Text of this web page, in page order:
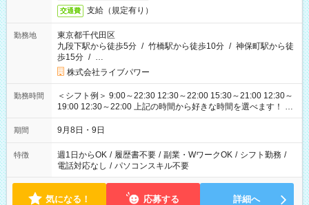
交通費 支給（規定有り）
勤務地
東京都千代田区
九段下駅から徒歩5分 / 竹橋駅から徒歩10分 / 神保町駅から徒
歩15分 / …
株式会社ライブパワー
勤務時間
＜シフト例＞ 9:00～22:30 12:30～22:00 15:30～21:00 12:30～
19:00 12:30～22:00 上記の時間から好きな時間を選べます！ ※
時間は変更となる可能性があります
期間 9月8日・9日
特徴 週1日からOK / 履歴書不要 / 副業・WワークOK / シフト勤務 /
電話対応なし / パソコンスキル不要
気になる！ 応募する 詳細へ